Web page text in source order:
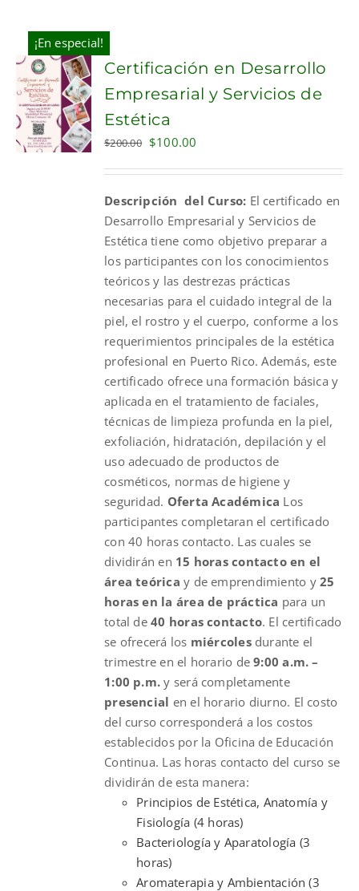
¡En especial!
ADD TO
CART
Certificación en Desarrollo
Empresarial y Servicios de
Estética
$200.00 Original
$200.00.
$100.00
$100.00.
Descripción del Curso: El certificado en
Desarrollo Empresarial y Servicios de
Estética tiene como objetivo preparar a
los participantes con los conocimientos
teóricos y las destrezas prácticas
necesarias para el cuidado integral de la
piel, el rostro y el cuerpo, conforme a los
requerimientos principales de la estética
profesional en Puerto Rico. Además, este
certificado ofrece una formación básica y
aplicada en el tratamiento de faciales,
técnicas de limpieza profunda en la piel,
exfoliación, hidratación, depilación y el
uso adecuado de productos de
cosméticos, normas de higiene y
seguridad. Oferta Académica Los
participantes completaran el certificado
con 40 horas contacto. Las cuales se
dividirán en 15 horas contacto en el
área teórica y de emprendimiento y25
horas en la área de práctica para un
total de40 horas contacto. El certificado
se ofrecerá los miércolesdurante el
trimestre en el horario de9:00 a.m. –
1:00 p.m. y será completamente
presencial en el horario diurno. El costo
del curso corresponderá a los costos
establecidos por la Oficina de Educación
Continua. Las horas contacto del curso se
dividirán de esta manera:
Principios de Estética, Anatomía y
Fisiología (4 horas)
Bacteriología y Aparatología (3
horas)
Aromaterapia y Ambientación (3